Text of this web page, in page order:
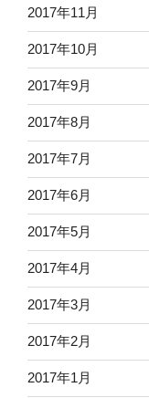
2017年11月
2017年10月
2017年9月
2017年8月
2017年7月
2017年6月
2017年5月
2017年4月
2017年3月
2017年2月
2017年1月